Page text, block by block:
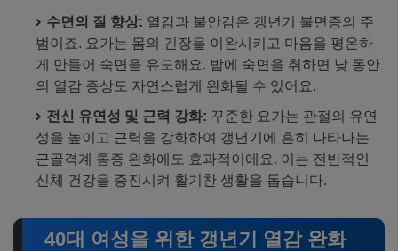
수면의 질 향상: 열감과 불안감은 갱년기 불면증의 주
범이죠. 요가는 몸의 긴장을 이완시키고 마음을 평온하
게 만들어 숙면을 유도해요. 밤에 숙면을 취하면 낮 동안
의 열감 증상도 자연스럽게 완화될 수 있어요.
전신 유연성 및 근력 강화: 꾸준한 요가는 관절의 유연
성을 높이고 근력을 강화하여 갱년기에 흔히 나타나는
근골격계 통증 완화에도 효과적이에요. 이는 전반적인
신체 건강을 증진시켜 활기찬 생활을 돕습니다.
40대 여성을 위한 갱년기 열감 완화